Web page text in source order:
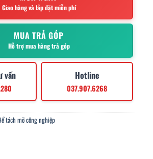
Giao hàng và lắp đặt miễn phí
MUA TRẢ GÓP
Hỗ trợ mua hàng trả góp
vấn Hotline
037.907.6268
tách mỡ công nghiệp